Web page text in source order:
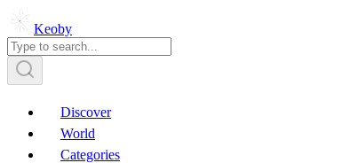
Keoby
Discover
World
Categories